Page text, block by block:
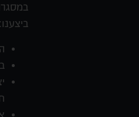
ביצענו: